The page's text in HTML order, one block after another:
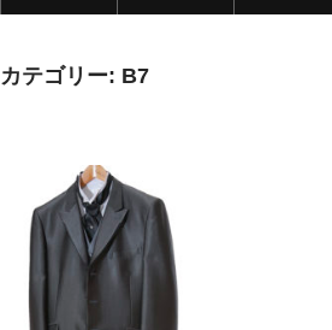
カテゴリー: B7